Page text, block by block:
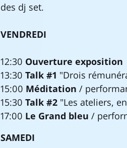
des dj set.
VENDREDI
12:30 Ouverture exposition
13:30Talk #1 "Drois
15:00 Méditation /
15:30Talk #2 "Les ateliers,
17:00 Le Grand bleu/
SAMEDI